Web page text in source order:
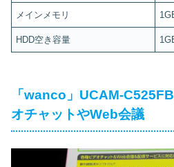
メインメモリ
HDD空き容量
「wanco」UCAM-
オチャットやWeb会議